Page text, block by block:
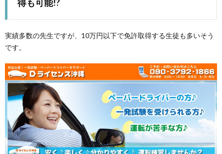
得も可能!?
実績多数の先生ですが、10万円以下で免許取得する生徒も多いそう
です。